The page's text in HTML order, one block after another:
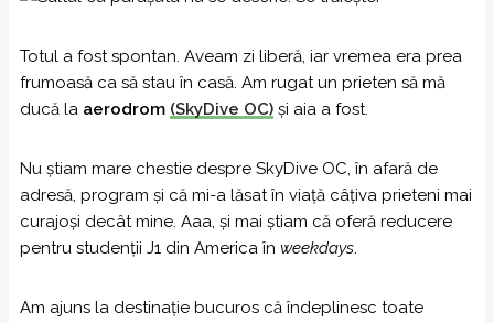
Totul a fost spontan. Aveam zi liberă, iar vremea era prea
frumoasă ca să stau în casă. Am rugat un prieten să mă
ducă la aerodrom (SkyDive OC) și aia a fost.
Nu știam mare chestie despre SkyDive OC, în afară de
adresă, program și că mi-a lăsat în viață câțiva prieteni mai
curajoși decât mine. Aaa, și mai știam că oferă reducere
pentru studenții J1 din America în weekdays.
Am ajuns la destinație bucuros că îndeplinesc toate